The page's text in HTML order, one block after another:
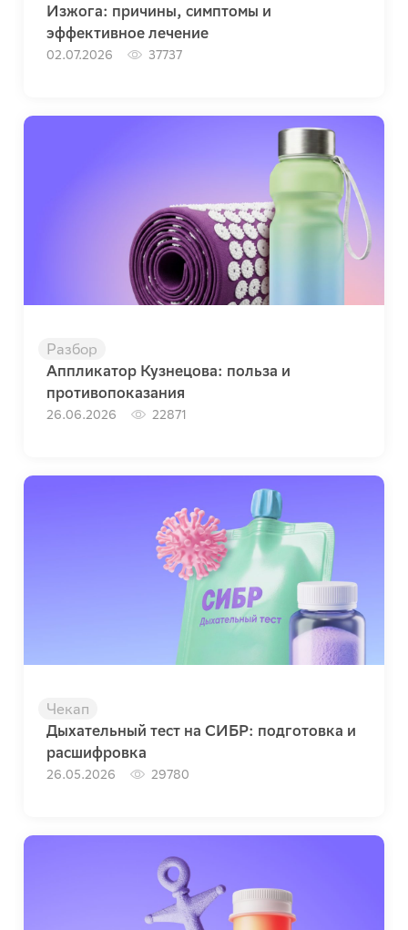
Изжога: причины, симптомы и
эффективное лечение
02.07.2026 37737
Разбор
Аппликатор Кузнецова: польза и
противопоказания
26.06.2026 22871
Чекап
Дыхательный тест на СИБР: подготовка и
расшифровка
26.05.2026 29780